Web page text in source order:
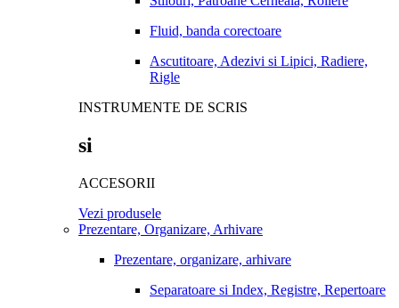
Fluid, banda corectoare
Ascutitoare, Adezivi si Lipici, Radiere,
Rigle
INSTRUMENTE DE SCRIS
si
ACCESORII
Vezi produsele
Prezentare, Organizare, Arhivare
Prezentare, organizare, arhivare
Separatoare si Index, Registre, Repertoare